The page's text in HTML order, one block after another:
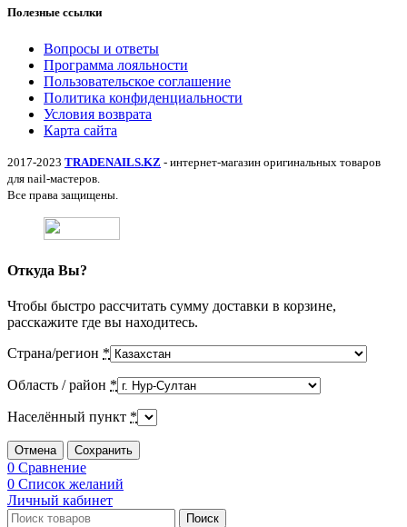
Полезные ссылки
Вопросы и ответы
Программа лояльности
Пользовательское соглашение
Политика конфиденциальности
Условия возврата
Карта сайта
2017-2023 TRADENAILS.KZ - интернет-магазин оригинальных товаров
для nail-мастеров.
Все права защищены.
Откуда Вы?
Чтобы быстро рассчитать сумму доставки в корзине,
расскажите где вы находитесь.
Страна/регион *
Область / район *
Населённый пункт *
Отмена Сохранить
0 Сравнение
0 Список желаний
Личный кабинет
Поиск